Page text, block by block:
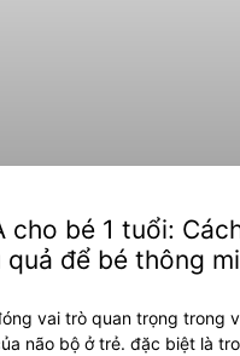
cho bé 1 tuổi:
quả để bé thông
vai trò quan trọng trong
não bộ ở trẻ. đặc biệt là